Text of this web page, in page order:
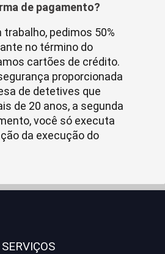
de pagamento?
trabalho, pedimos 50%
no término do
cartões de crédito.
proporcionada
de detetives que
de 20 anos, a segunda
você só executa
da execução do
SERVIÇOS